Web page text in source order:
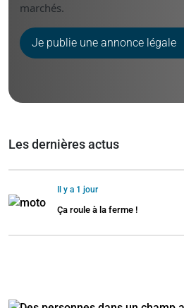
marchés.
Je publie une annonce légale
Les dernières actus
Il y a 1 jour
Ça roule à la ferme !